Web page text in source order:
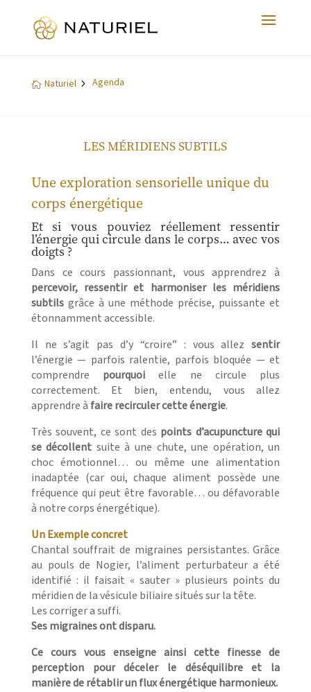
 Naturiel 5 Agenda
LES MÉRIDIENS SUBTILS
Une exploration sensorielle unique du
corps énergétique
Et si vous pouviez réellement ressentir
l’énergie qui circule dans le corps… avec vos
doigts ?
Dans ce cours passionnant, vous apprendrez à
percevoir, ressentir et harmoniser les méridiens
subtilsgrâce à une méthode précise, puissante et
étonnamment accessible.
Il ne s’agit pas d’y “croire” : vous allezsentir
l’énergie — parfois ralentie, parfois bloquée — et
comprendre pourquoielle ne circule plus
correctement. Et bien, entendu, vous allez
apprendre à faire recirculer cette énergie.
Très souvent, ce sont des points d’acupuncture qui
se décollent suite à une chute, une opération, un
choc émotionnel… ou même une alimentation
inadaptée (car oui, chaque aliment possède une
fréquence qui peut être favorable… ou défavorable
à notre corps énergétique).
Un Exemple concret
Chantal souffrait de migraines persistantes. Grâce
au pouls de Nogier, l’aliment perturbateur a été
identifié : il faisait « sauter » plusieurs points du
méridien de la vésicule biliaire situés sur la tête.
Les corriger a suffi.
Ses migraines ont disparu.
Ce cours vous enseigne ainsi cette finesse de
perception pour déceler le déséquilibre et la
manière de rétablir unflux énergétique harmonieux.